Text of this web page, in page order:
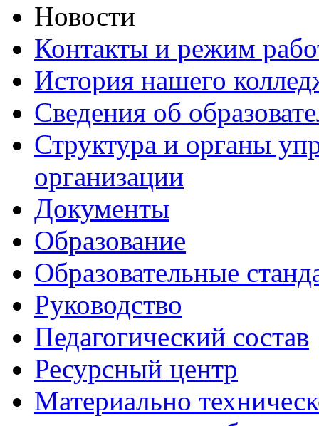
Новости
Контакты и режим
История нашего
Сведения об
Структура и органы
организации
Документы
Образование
Образовательные
Руководство
Педагогический состав
Ресурсный центр
Материально